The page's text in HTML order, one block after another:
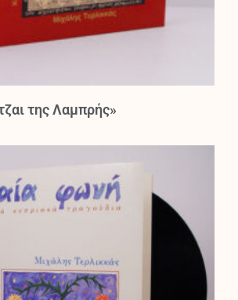
της Λαμπρής»